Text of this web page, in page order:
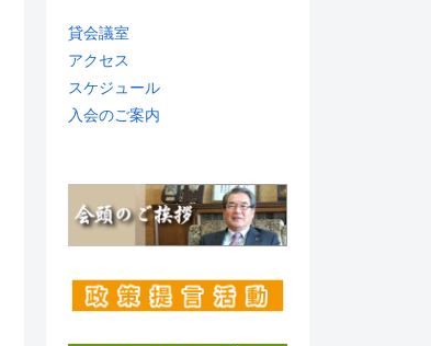
貸会議室
アクセス
スケジュール
入会のご案内